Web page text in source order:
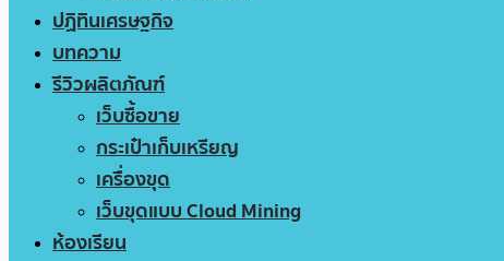
ปฏิทินเศรษฐกิจ
บทความ
รีวิวผลิตภัณฑ์
เว็บซื้อขาย
กระเป๋าเก็บเหรียญ
เครื่องขุด
เว็บขุดแบบ Cloud Mining
ห้องเรียน